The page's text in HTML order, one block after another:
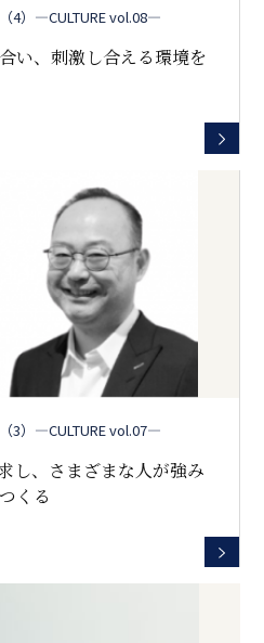
4）―CULTURE vol.08―
い、刺激し合える環境を
3）―CULTURE vol.07―
し、さまざまな人が強み
くる